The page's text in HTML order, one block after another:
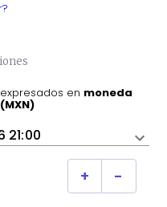
​​en moneda
21:00
+ -